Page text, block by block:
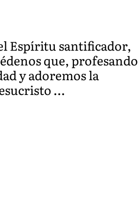
Espíritu santificador,
que, profesando
y adoremos la
…